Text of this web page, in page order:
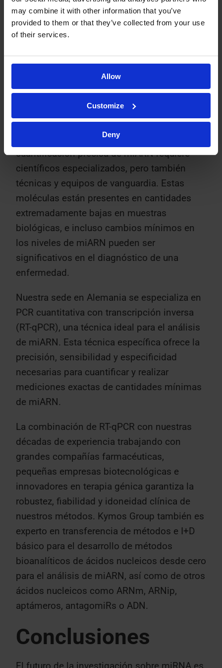
may combine it with other information that you’ve
provided to them or that they’ve collected from your use
of their services.
Allow
Customize
Deny
Cuantificación de
miRNA: Nuestros
expertos en RT-
Como se ha visto anteriormente, la
cuantificación precisa de miARN requiere
científicos especializados, pero también
técnicas y equipos de vanguardia. Estas
moléculas están presentes en cantidades
extremadamente bajas en muestras
biológicas, e incluso cambios mínimos en
los niveles de miARN pueden ser
significativos en el diagnóstico de una
enfermedad.
Nuestra sede en Alemania se especializa en
PCR cuantitativa con transcripción inversa
(RT-qPCR), una técnica ideal para el análisis
de miARN. Esta técnica específica ofrece la
precisión, sensibilidad y especificidad
necesarias para cuantificar y realizar
mediciones exactas de cantidades mínimas
de miARN.
La combinación de RT-qPCR con nuestras
décadas de experiencia trabajando con
grandes compañías farmacéuticas,
pequeñas empresas biotecnológicas e
innovadores en terapia génica garantiza la
robustez, fiabilidad y idoneidad clínica de
nuestros métodos. Kymos Group también es
experto en transferencia de métodos e I+D
básico para el desarrollo de métodos
bioanalíticos de ácidos nucleicos desde cero
para el análisis de miARN, así como de otros
ácidos nucleicos como ARNm, ARNip,
aptámeros, antagomiRs o ADN.
Conclusiones